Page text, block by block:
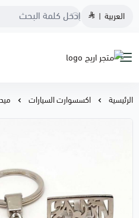
العربية |
متجر اريج
الرئيسية اكسسوارت السيارات